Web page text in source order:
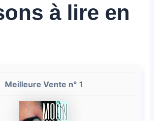
à lire en
1